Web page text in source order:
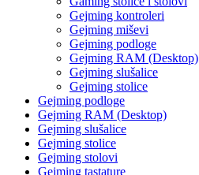
Gejming kontroleri
Gejming miševi
Gejming podloge
Gejming RAM (Desktop)
Gejming slušalice
Gejming stolice
Gejming podloge
Gejming RAM (Desktop)
Gejming slušalice
Gejming stolice
Gejming stolovi
Gejming tastature